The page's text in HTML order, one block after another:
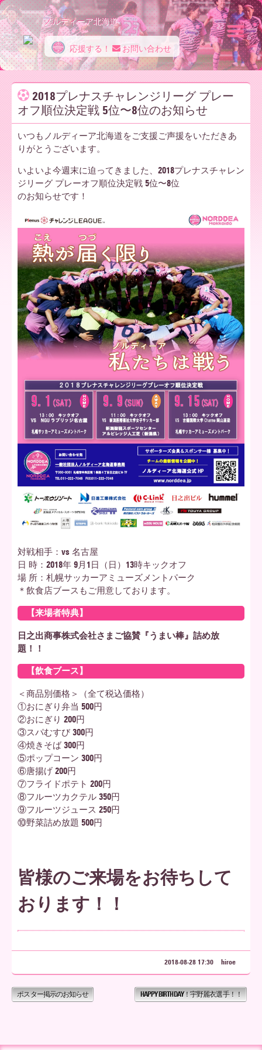
ノ
ル
デ
ィ
ー
ア
北
海
道
ノルディーア北海道
応援する！ お問い合わせ
2018プレナスチャレンジリーグ プレー
オフ順位決定戦 5位〜8位のお知らせ
いつもノルディーア北海道をご支援ご声援をいただきあ
りがとうございます。
いよいよ今週末に迫ってきました、2018プレナスチャレン
ジリーグ プレーオフ順位決定戦 5位〜8位
のお知らせです！
対戦相手：vs 名古屋
日 時：2018年 9月1日（日）13時キックオフ
場 所：札幌サッカーアミューズメントパーク
＊飲食店ブースもご用意しております。
【来場者特典】
日之出商事株式会社さまご協賛『うまい棒』詰め放
題！！
【飲食ブース】
＜商品別価格＞（全て税込価格）
①おにぎり弁当 500円
②おにぎり 200円
③スパむすび 300円
④焼きそば 300円
⑤ポップコーン 300円
⑥唐揚げ 200円
⑦フライドポテト 200円
⑧フルーツカクテル 350円
⑨フルーツジュース 250円
⑩野菜詰め放題 500円
皆様のご来場をお待ちして
おります！！
2018-08-28 17:30 hiroe
ポスター掲示のお知らせ HAPPY BIRTHDAY！宇野麗衣選手！！